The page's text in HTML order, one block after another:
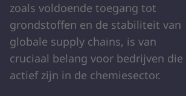
zoals voldoende toegang tot
grondstoffen en de stabiliteit van
globale supply chains, is van
cruciaal belang voor bedrijven die
actief zijn in de chemiesector.